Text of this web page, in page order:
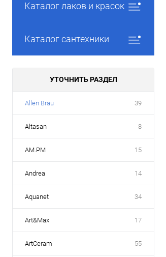
Каталог лаков и красок
Каталог сантехники
УТОЧНИТЬ РАЗДЕЛ
Allen Brau 39
Altasan 8
AM.PM 15
Andrea 14
Aquanet 34
Art&Max 17
ArtCeram 55